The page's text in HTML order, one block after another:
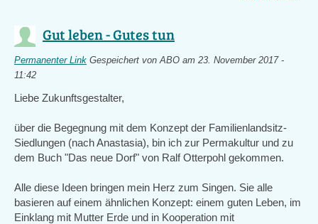
Gut leben - Gutes tun
Permanenter Link Gespeichert vonABO am 23. November 2017 -
11:42
Liebe Zukunftsgestalter,
über die Begegnung mit dem Konzept der Familienlandsitz-
Siedlungen (nach Anastasia), bin ich zur Permakultur und zu
dem Buch "Das neue Dorf" von Ralf Otterpohl gekommen.
Alle diese Ideen bringen mein Herz zum Singen. Sie alle
basieren auf einem ähnlichen Konzept: einem guten Leben, im
Einklang mit Mutter Erde und in Kooperation mit